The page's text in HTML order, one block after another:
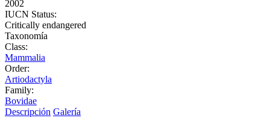
2002
IUCN Status:
Critically endangered
Taxonomía
Class:
Mammalia
Order:
Artiodactyla
Family:
Bovidae
Descripción Galería